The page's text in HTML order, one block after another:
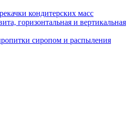
кондитерских масс
горизонтальная и вертикальная
сиропом и распыления